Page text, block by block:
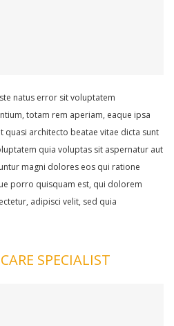
natus error sit voluptatem
totam rem aperiam, eaque ipsa
quasi architecto beatae vitae dicta sunt
quia voluptas sit aspernatur aut
magni dolores eos qui ratione
porro quisquam est, qui dolorem
adipisci velit, sed quia
SPECIALIST